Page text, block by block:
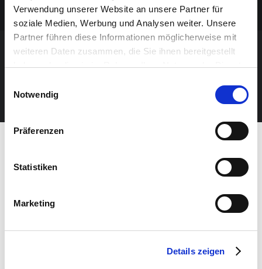
Verwendung unserer Website an unsere Partner für
soziale Medien, Werbung und Analysen weiter. Unsere
Partner führen diese Informationen möglicherweise mit
weiteren Daten zusammen, die Sie ihnen bereitgestellt
haben oder die sie im Rahmen Ihrer Nutzung der Dienste
Notwendig
Präferenzen
Statistiken
Marketing
Details zeigen
VERANSTALTUNG VERPASST?
JETZT UNSEREN NEWSLETTER ABONNIEREN